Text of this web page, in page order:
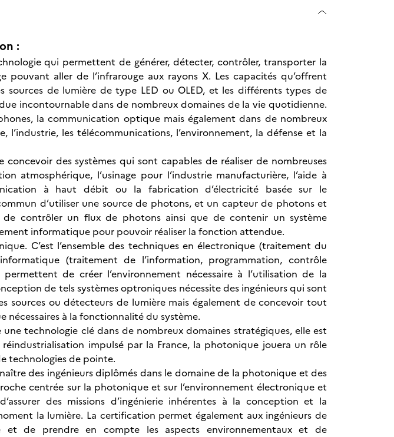
:
qui permettent de générer, détecter, contrôler, transporter la
pouvant aller de l’infrarouge aux rayons X. Les capacités qu’offrent
sources de lumière de type LED ou OLED, et les différents types de
incontournable dans de nombreux domaines de la vie quotidienne.
la communication optique mais également dans de nombreux
l’industrie, les télécommunications, l’environnement, la défense et la
des systèmes qui sont capables de réaliser de nombreuses
atmosphérique, l’usinage pour l’industrie manufacturière, l’aide à
à haut débit ou la fabrication d’électricité basée sur le
d’utiliser une source de photons, et un capteur de photons et
contrôler un flux de photons ainsi que de contenir un système
informatique pour pouvoir réaliser la fonction attendue.
C’est l’ensemble des techniques en électronique (traitement du
(traitement de l’information, programmation, contrôle
de créer l’environnement nécessaire à l’utilisation de la
de tels systèmes optroniques nécessite des ingénieurs qui sont
sources ou détecteurs de lumière mais également de concevoir tout
à la fonctionnalité du système.
technologie clé dans de nombreux domaines stratégiques, elle est
impulsé par la France, la photonique jouera un rôle
technologies de pointe.
des ingénieurs diplômés dans le domaine de la photonique et des
centrée sur la photonique et sur l’environnement électronique et
des missions d’ingénierie inhérentes à la conception et la
la lumière. La certification permet également aux ingénieurs de
de prendre en compte les aspects environnementaux et de